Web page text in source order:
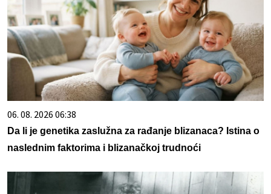
06. 08. 2026 06:38
Da li je genetika zaslužna za rađanje blizanaca? Istina o
naslednim faktorima i blizanačkoj trudnoći